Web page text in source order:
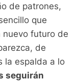
de patrones,
que
nuevo futuro de
de
la espalda a lo
seguirán